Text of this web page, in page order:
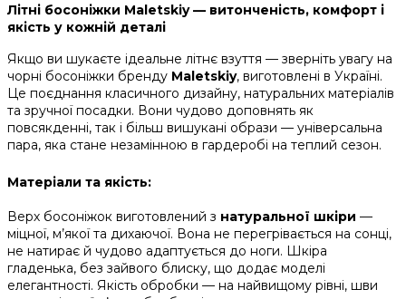
Літні босоніжки Maletskiy — витонченість, комфорт і
якість у кожній деталі
Якщо ви шукаєте ідеальне літнє взуття — зверніть увагу на
чорні босоніжки бренду Maletskiy, виготовлені в Україні.
Це поєднання класичного дизайну, натуральних матеріалів
та зручної посадки. Вони чудово доповнять як
повсякденні, так і більш вишукані образи — універсальна
пара, яка стане незамінною в гардеробі на теплий сезон.
Матеріали та якість:
Верх босоніжок виготовлений з натуральної шкіри —
міцної, м’якої та дихаючої. Вона не перегрівається на сонці,
не натирає й чудово адаптується до ноги. Шкіра
гладенька, без зайвого блиску, що додає моделі
елегантності. Якість обробки — на найвищому рівні, шви